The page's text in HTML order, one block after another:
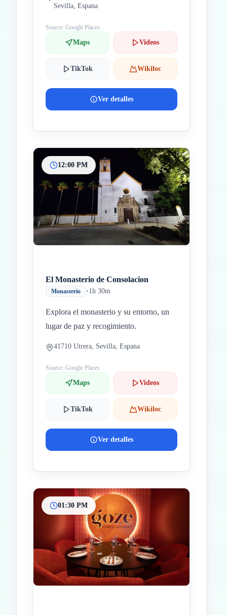
Sevilla, Espana
Source: Google Places
Maps Videos
TikTok Wikiloc
Ver detalles
12:00 PM
El Monasterio de Consolacion
Monasterio •1h 30m
Explora el monasterio y su entorno, un
lugar de paz y recogimiento.
41710 Utrera, Sevilla, Espana
Source: Google Places
Maps Videos
TikTok Wikiloc
Ver detalles
01:30 PM